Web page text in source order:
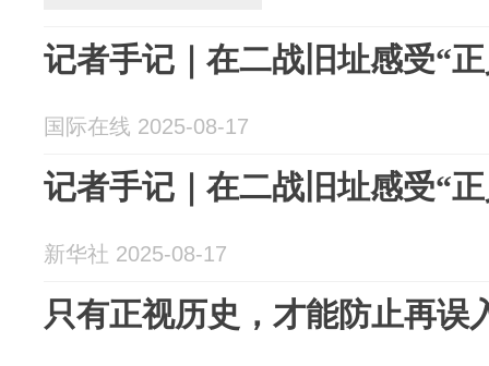
记者手记｜在二战旧址感受“
国际在线 2025-08-17
记者手记｜在二战旧址感受“
新华社 2025-08-17
只有正视历史，才能防止再误